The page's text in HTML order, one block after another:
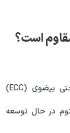
نسخه فعلی هنوز از رمزنگاری کلاسیک منحنی بیضوی (ECC)
در حال توسعه